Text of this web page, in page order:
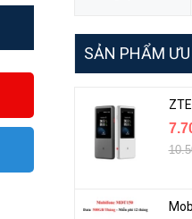
SẢN PHẨM